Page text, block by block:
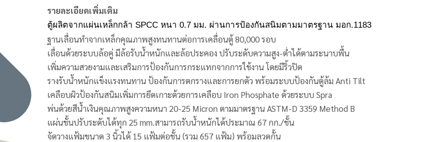
รายละเอียดเพิ่มเติม
ตู้ผลิตจากแผ่นเหล็กกล้า SPCC หนา 0.7 มม. ผ่านการป้องกันสนิมตามมาตรฐาน มอก.1183
ฐานเลื่อนทำจากเหล็กคุณภาพสูงทนทานต่อการเคลื่อนตู้ 80,000 รอบ
เลื่อนด้วยระบบล้อคู่ มีล้อรับน้ำหนักและล้อประคอง ปรับระดับความสูง-ต่ำได้ตามระนาบพื้น
เพิ่มความสวยงามและเสริมการป้องกันการกระแทกจากการใช้งาน โดยมีริ้วปิด
รางรับน้ำหนักแข็งแรงทนทาน ป้องกันการตกรางและการยกตัว พร้อมระบบป้องกันตู้ล้ม Anti Tilt
เคลือบผิวป้องกันสนิมเพิ่มการยึดเกาะด้วยการเคลือบ Iron Phosphate ด้วยระบบ Spra
พ่นด้วยสีน้ำเงินคุณภาพสูงความหนา 20-25 Micron ตามมาตรฐาน ASTM-D 3359 Method B
แผ่นชั้นปรับระดับได้ทุก 25 mm.สามารถรับน้ำหนักได้ประมาณ 67 กก./ชั้น
จัดวางแฟ้มขนาด 3 นิ้วได้ 15 แฟ้มต่อชั้น (รวม 657 แฟ้ม) พร้อมลวดกั้น